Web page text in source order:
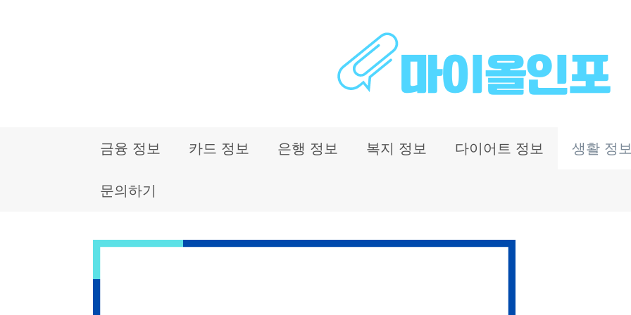
금융 정보 카드 정보 은행 정보 복지 정보 다이어트 정보 생활 정보
문의하기